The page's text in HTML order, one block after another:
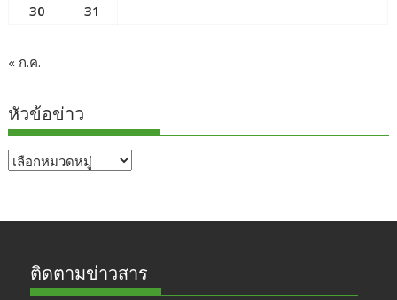
30
31
« ก.ค.
หัวข้อข่าว
หัวข้อ
ติดตามข่าวสาร